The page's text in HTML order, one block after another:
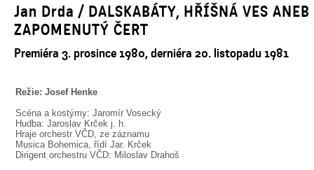
HOME
PROGRAM
REPERTOÁR
PŘEDPLATNÉ
KONTAKTY
Jan Drda / DALSKABÁTY, HŘÍŠNÁ VES ANEB
ZAPOMENUTÝ ČERT
Premiéra 3. prosince 1980, derniéra 20. listopadu 1981
Režie: Josef Henke
Scéna a kostýmy: Jaromír Vosecký
Hudba: Jaroslav Krček j. h.
Hraje orchestr VČD, ze záznamu
Musica Bohemica, řídí Jar. Krček
Dirigent orchestru VČD: Miloslav Drahoš